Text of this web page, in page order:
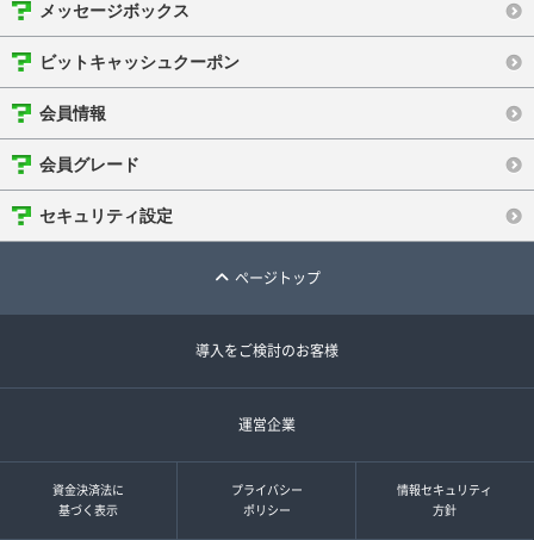
メッセージボックス
ビットキャッシュクーポン
会員情報
会員グレード
セキュリティ設定
ページトップ
導入をご検討のお客様
運営企業
資金決済法に
基づく表示
プライバシー
ポリシー
情報セキュリティ
方針